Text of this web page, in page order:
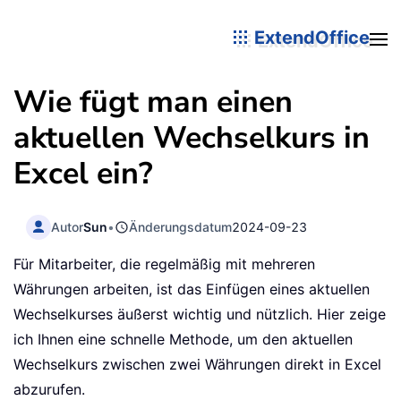
ExtendOffice
Wie fügt man einen
aktuellen Wechselkurs in
Excel ein?
AutorSun• Änderungsdatum2024-09-23
Für Mitarbeiter, die regelmäßig mit mehreren
Währungen arbeiten, ist das Einfügen eines aktuellen
Wechselkurses äußerst wichtig und nützlich. Hier zeige
ich Ihnen eine schnelle Methode, um den aktuellen
Wechselkurs zwischen zwei Währungen direkt in Excel
abzurufen.